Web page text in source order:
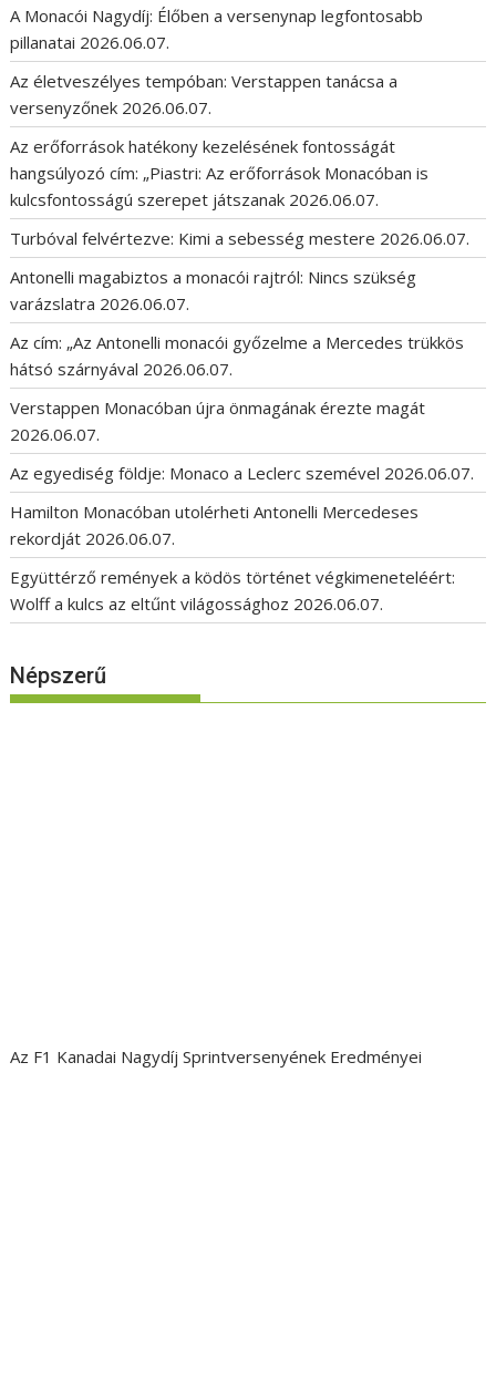
A Monacói Nagydíj: Élőben a versenynap legfontosabb
pillanatai 2026.06.07.
Az életveszélyes tempóban: Verstappen tanácsa a
versenyzőnek 2026.06.07.
Az erőforrások hatékony kezelésének fontosságát
hangsúlyozó cím: „Piastri: Az erőforrások Monacóban is
kulcsfontosságú szerepet játszanak 2026.06.07.
Turbóval felvértezve: Kimi a sebesség mestere 2026.06.07.
Antonelli magabiztos a monacói rajtról: Nincs szükség
varázslatra 2026.06.07.
Az cím: „Az Antonelli monacói győzelme a Mercedes trükkös
hátsó szárnyával 2026.06.07.
Verstappen Monacóban újra önmagának érezte magát
2026.06.07.
Az egyediség földje: Monaco a Leclerc szemével 2026.06.07.
Hamilton Monacóban utolérheti Antonelli Mercedeses
rekordját 2026.06.07.
Együttérző remények a ködös történet végkimeneteléért:
Wolff a kulcs az eltűnt világossághoz 2026.06.07.
Népszerű
Az F1 Kanadai Nagydíj Sprintversenyének Eredményei